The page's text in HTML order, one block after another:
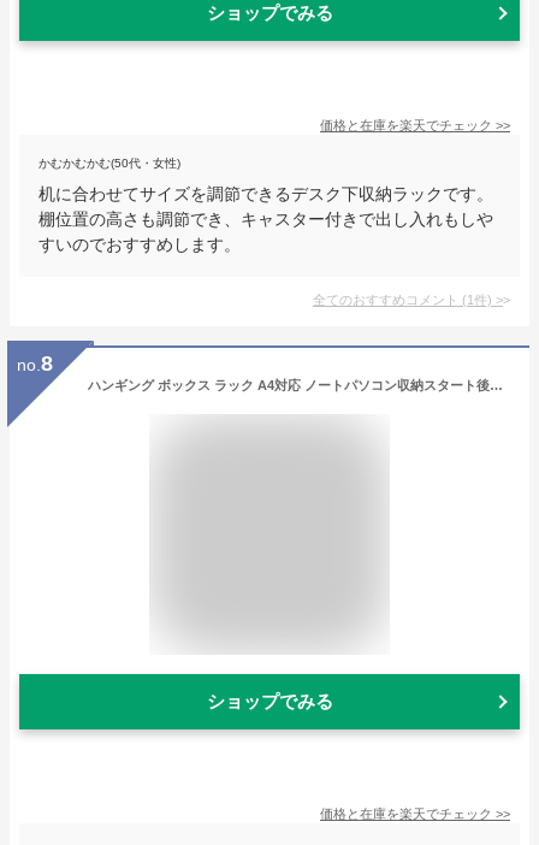
ショップでみる
価格と在庫を楽天でチェック >>
かむかむかむ(50代・女性)
机に合わせてサイズを調節できるデスク下収納ラックです。
棚位置の高さも調節でき、キャスター付きで出し入れもしや
すいのでおすすめします。
全てのおすすめコメント (1件) >
no. 8
ハンギング ボックス ラック A4対応 ノートパソコン収納スタート後付け ゲーム機収納 持ち運び タブレット収納 テーブル下 机下 吊り下げ デスク下 収納 マガジンラック テーブルラック 引っ掛け ハングラック マガジンラック 引っかけ収納 ケーブルトレー アイデア
ショップでみる
価格と在庫を楽天でチェック >>